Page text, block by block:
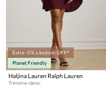
Extra -5% s kodom: OFF*
Planet Friendly
Haljina Lauren Ralph Lauren
Trenutna cijena: